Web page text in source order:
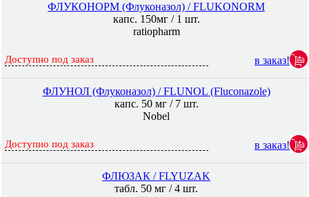
ФЛУКОНОРМ (Флуконазол) / FLUKONORM
капс. 150мг / 1 шт.
ratiopharm
Доступно под заказ в заказ!
ФЛУНОЛ (Флуконазол) / FLUNOL (Fluconazole)
капс. 50 мг / 7 шт.
Nobel
Доступно под заказ в заказ!
ФЛЮЗАК / FLYUZAK
табл. 50 мг / 4 шт.